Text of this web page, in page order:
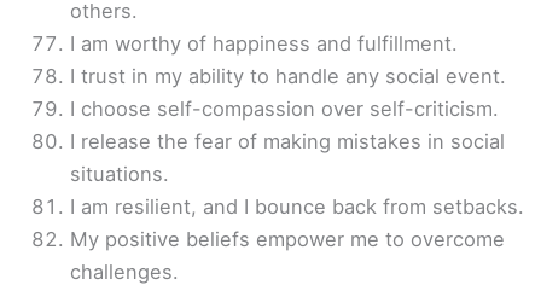
others.
I am worthy of happiness and fulfillment.
I trust in my ability to handle any social event.
I choose self-compassion over self-criticism.
I release the fear of making mistakes in social
situations.
I am resilient, and I bounce back from setbacks.
My positive beliefs empower me to overcome
challenges.